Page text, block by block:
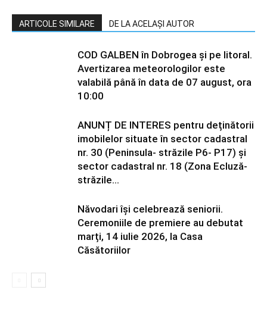
ARTICOLE SIMILARE DE LA ACELAȘI AUTOR
COD GALBEN în Dobrogea și pe litoral.
Avertizarea meteorologilor este
valabilă până în data de 07 august, ora
10:00
ANUNȚ DE INTERES pentru deținătorii
imobilelor situate în sector cadastral
nr. 30 (Peninsula- străzile P6- P17) și
sector cadastral nr. 18 (Zona Ecluză-
străzile...
Năvodari își celebrează seniorii.
Ceremoniile de premiere au debutat
marți, 14 iulie 2026, la Casa
Căsătoriilor